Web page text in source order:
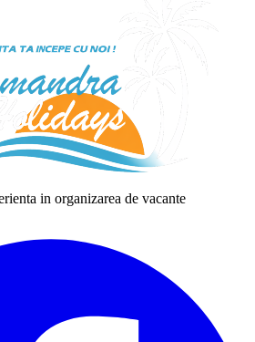
in organizarea de vacante